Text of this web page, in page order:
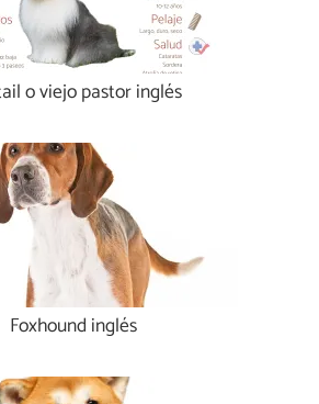
o viejo pastor inglés
Foxhound inglés